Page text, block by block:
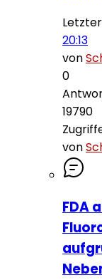
20:13
von
0
19790
von
FDA